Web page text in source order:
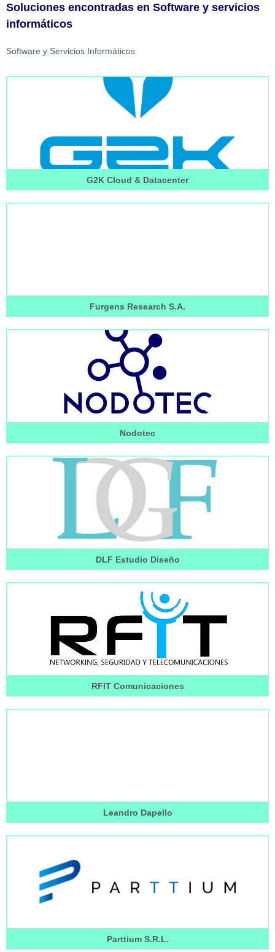
Soluciones encontradas en Software y servicios
informáticos
Software y Servicios Informáticos
G2K Cloud & Datacenter
Furgens Research S.A.
Nodotec
DLF Estudio Diseño
RFIT Comunicaciones
Leandro Dapello
Parttium S.R.L.